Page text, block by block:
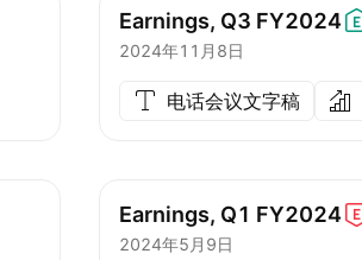
Earnings, Q3 FY2024
2024年11月8日
电话会议文字稿
Earnings, Q1 FY2024
2024年5月9日